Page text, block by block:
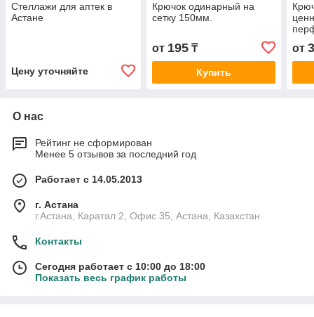
Стеллажи для аптек в
Астане
Цену уточняйте
Крючок одинарный на
сетку 150мм.
от 195₸
Купить
от
О нас
Рейтинг не сформирован
Менее 5 отзывов за последний год
Работает с 14.05.2013
г. Астана
г.Астана, Каратал 2, Офис 35, Астана, Казахстан
Контакты
Сегодня работает с 10:00 до 18:00
Показать весь график работы